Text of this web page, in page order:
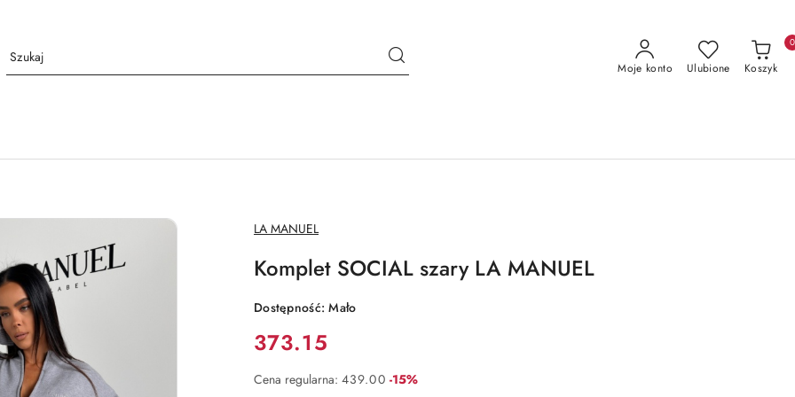
Moje konto Ulubione Koszyk
0
NAZWA
PRODUCENTA:
LA MANUEL
Komplet SOCIAL szary LA MANUEL
Dostępność:Mało
Cena:
373.15
Cena regularna: 439.00 Rabat:
-15%